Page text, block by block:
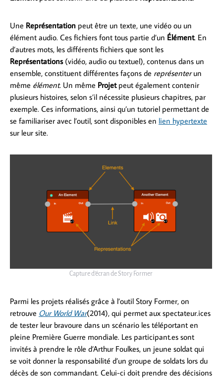
Une Représentation peut être un texte, une vidéo ou un
élément audio. Ces fichiers font tous partie d’un Élément. En
d’autres mots, les différents fichiers que sont les
Représentations(vidéo, audio ou textuel), contenus dans un
ensemble, constituent différentes façons de représenterun
même élément. Un même Projetpeut également contenir
plusieurs histoires, selon s’il nécessite plusieurs chapitres, par
exemple. Ces informations, ainsi qu’un tutoriel permettant de
se familiariser avec l’outil, sont disponibles en lien hypertexte
sur leur site.
Capture d’écran de Story Former
Parmi les projets réalisés grâce à l’outil Story Former, on
retrouve Our World War(2014), qui permet aux spectateur.ices
de tester leur bravoure dans un scénario les téléportant en
pleine Première Guerre mondiale. Les participant.es sont
invités à prendre le rôle d’Arthur Foulkes, un jeune soldat qui
se voit donner la responsabilité d’un groupe de soldats lors du
décès de son commandant. Celui-ci doit prendre des décisions